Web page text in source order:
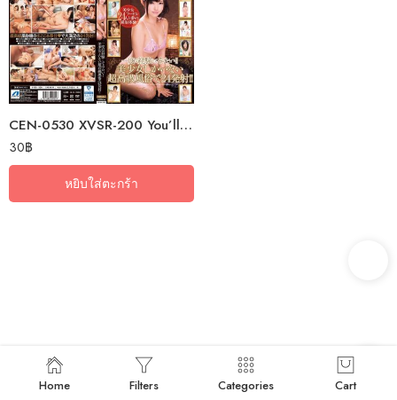
CEN-0530 XVSR-200 You’ll Want To Try It At Least Once In Your Life!! 24…
30฿
หยิบใส่ตะกร้า
Home Filters Categories Cart